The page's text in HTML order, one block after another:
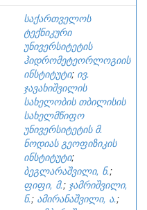
საქართველოს
ტექნიკური
უნივერსიტეტის
ჰიდრომეტეორლოგიის
ინსტიტუტი; ივ.
ჯავახიშვილის
სახელობის თბილისის
სახელმწიფო
უნივერსიტეტის მ.
ნოდიას გეოფიზიკის
ინსტიტუტი;
ბეგლარაშვილი, ნ.;
ფიფი, მ.; ჯამრიშვილი,
ნ.; ამირანაშვილი, ა.;